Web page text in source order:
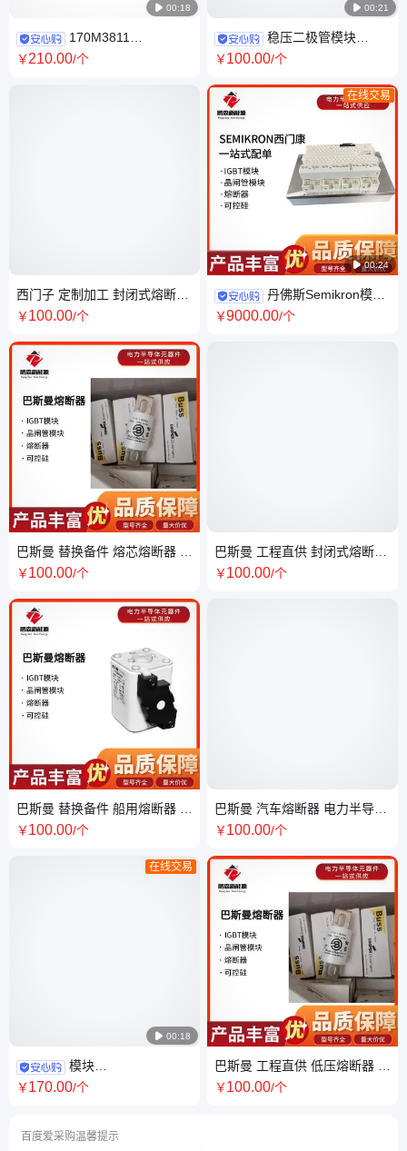
 00:18
170M3811
170M3812 170M3813
￥210.00/个
西门子 定制加工 封闭式熔断器
适配性广 机房电路防护
￥100.00/个
巴斯曼 替换备件 熔芯熔断器 品
质稳定 配电系统配套
￥100.00/个
巴斯曼 替换备件 船用熔断器 分
断能力强 开关柜防护
￥100.00/个
 00:18
在线交易
模块
TT142N24KOFTT142N16KOF
TT122N16KOF
￥170.00/个
 00:21
稳压二极管模块
MDO500-22N1 MMO74-
MCC552-12IO2
￥100.00/个
 00:24
在线交易
丹佛斯Semikron模块
SKIIP 2413 GB123-4DFW
￥9000.00/个
巴斯曼 工程直供 封闭式熔断器
安装便捷 设备过载防护
￥100.00/个
巴斯曼 汽车熔断器 电力半导体
元器件 工控电气配套
￥100.00/个
巴斯曼 工程直供 低压熔断器 安
装便捷 配电系统配套
￥100.00/个
百度爱采购温馨提示